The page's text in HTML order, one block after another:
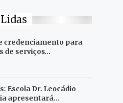
credenciamento para
de serviços…
Escola Dr. Leocádio
apresentará…